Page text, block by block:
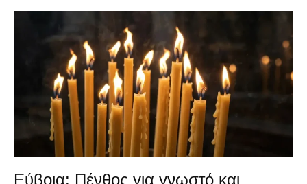
Εύβοια: Πένθος για γνωστό και